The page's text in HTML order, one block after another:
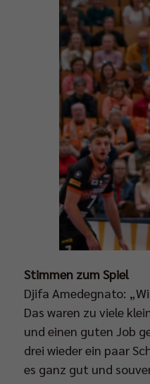
Stimmen zum Spiel
Djifa Amedegnato:
Das waren zu viele
und einen guten Job
drei wieder ein paar
es ganz gut und